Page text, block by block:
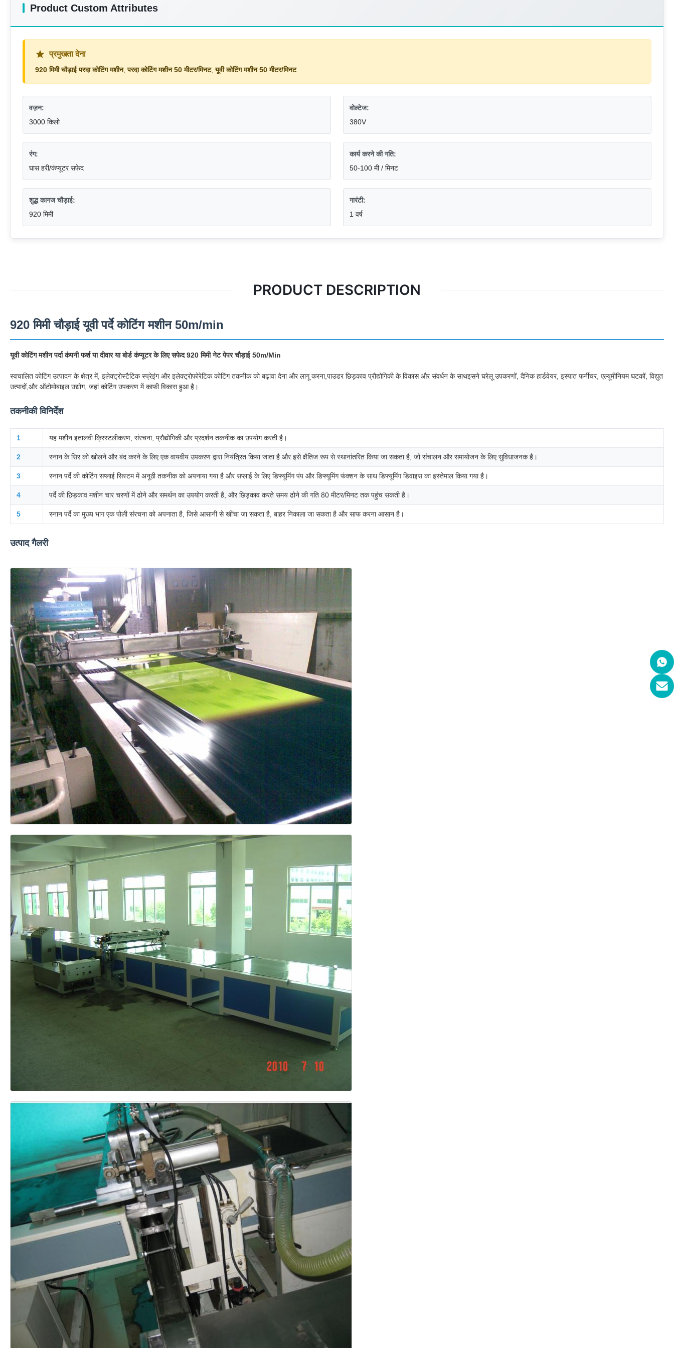
Product Custom Attributes
प्रमुखता देना
920 मिमी चौड़ाई परदा कोटिंग मशीन,परदा कोटिंग मशीन 50 मीटर/मिनट,यूवी कोटिंग मशीन 50 मीटर/मिनट
वज़न:
3000 किलो
वोल्टेज:
380V
रंग:
घास हरी/कंप्यूटर सफेद
कार्य करने की गति:
50-100 मी / मिनट
शुद्ध कागज चौड़ाई:
920 मिमी
गारंटी:
1 वर्ष
PRODUCT DESCRIPTION
920 मिमी चौड़ाई यूवी पर्दे कोटिंग मशीन 50m/min
यूवी कोटिंग मशीन पर्दा कंपनी फर्श या दीवार या बोर्ड कंप्यूटर के लिए सफेद 920 मिमी नेट पेपर चौड़ाई 50m/Min
स्वचालित कोटिंग उत्पादन के क्षेत्र में, इलेक्ट्रोस्टैटिक स्प्रेइंग और इलेक्ट्रोफोरेटिक कोटिंग तकनीक को बढ़ावा देना और लागू करना,पाउडर छिड़काव प्रौद्योगिकी के विकास और संवर्धन के साथइसने घरेलू उपकरणों, दैनिक हार्डवेयर, इस्पात फर्नीचर, एल्यूमीनियम घटकों, विद्युत
उत्पादों,और ऑटोमोबाइल उद्योग, जहां कोटिंग उपकरण में काफी विकास हुआ है।
तकनीकी विनिर्देश
1 यह मशीन इतालवी क्रिस्टलीकरण, संरचना, प्रौद्योगिकी और प्रदर्शन तकनीक का उपयोग करती है।
2 स्नान के सिर को खोलने और बंद करने के लिए एक वायवीय उपकरण द्वारा नियंत्रित किया जाता है और इसे क्षैतिज रूप से स्थानांतरित किया जा सकता है, जो संचालन और समायोजन के लिए सुविधाजनक है।
3 स्नान पर्दे की कोटिंग सप्लाई सिस्टम में अनूठी तकनीक को अपनाया गया है और सप्लाई के लिए डिफ्यूमिंग पंप और डिफ्यूमिंग फंक्शन के साथ डिफ्यूमिंग डिवाइस का इस्तेमाल किया गया है।
4 पर्दे की छिड़काव मशीन चार चरणों में ढोने और समर्थन का उपयोग करती है, और छिड़काव करते समय ढोने की गति 80 मीटर/मिनट तक पहुंच सकती है।
5 स्नान पर्दे का मुख्य भाग एक पोली संरचना को अपनाता है, जिसे आसानी से खींचा जा सकता है, बाहर निकाला जा सकता है और साफ करना आसान है।
उत्पाद गैलरी